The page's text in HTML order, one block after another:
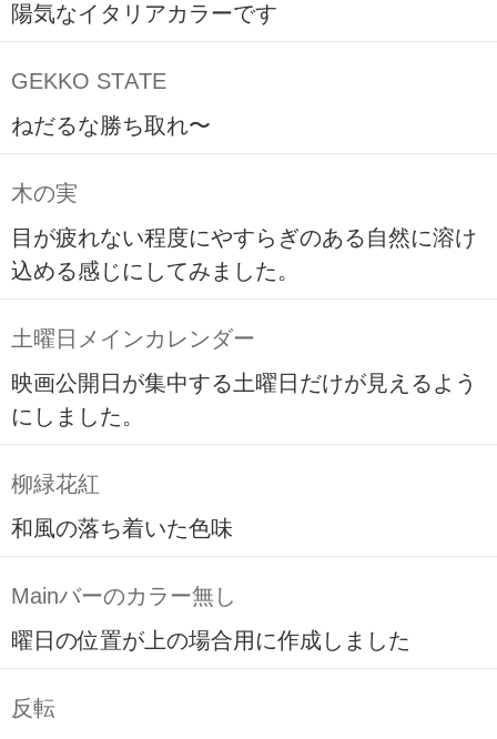
陽気なイタリアカラーです
GEKKO STATE
ねだるな勝ち取れ〜
木の実
目が疲れない程度にやすらぎのある自然に溶け
込める感じにしてみました。
土曜日メインカレンダー
映画公開日が集中する土曜日だけが見えるよう
にしました。
柳緑花紅
和風の落ち着いた色味
Mainバーのカラー無し
曜日の位置が上の場合用に作成しました
反転